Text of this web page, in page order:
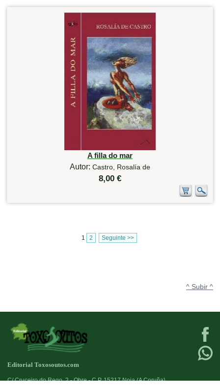
A filla do mar
Autor: Castro, Rosalía de
8,00 €
1 2 Seguinte >>
^ Subir ^
Editorial Toxosoutos.com
C/ Cruceiro do Rego, 2 - Obre - C.P. 15217 Noia (A Coruña)